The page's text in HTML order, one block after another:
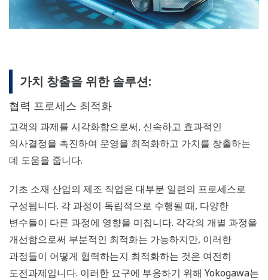
가치 창출을 위한 솔루션:
협력 프로세스 최적화
고객의 과제를 시각화함으로써, 신속하고 효과적인
의사결정을 촉진하여 운영을 최적화하고 가치를 창출하는
데 도움을 줍니다.
기초 소재 산업의 제조 작업은 대부분 일련의 프로세스로
구성됩니다. 각 과정이 독립적으로 수행될 때, 다양한
변수들이 다른 과정에 영향을 미칩니다. 각각의 개별 과정을
개선함으로써 부분적인 최적화는 가능하지만, 이러한
과정들이 어떻게 협력하는지 최적화하는 것은 여전히
도전과제입니다. 이러한 요구에 부응하기 위해 Yokogawa는